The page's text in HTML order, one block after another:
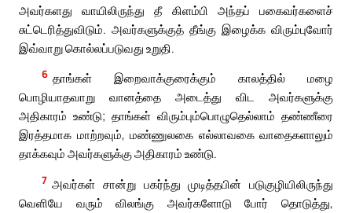
அவர்களது வாயிலிருந்து தீ கிளம்பி அந்தப் பகைவர்களைச்
சுட்டெரித்துவிடும். அவர்களுக்குத் தீங்கு இழைக்க விரும்புவோர்
இவ்வாறு கொல்லப்படுவது உறுதி.
6 தாங்கள் இறைவாக்குரைக்கும் காலத்தில் மழை
பொழியாதவாறு வானத்தை அடைத்து விட அவர்களுக்கு
அதிகாரம் உண்டு; தாங்கள் விரும்பும்பொழுதெல்லாம் தண்ணீரை
இரத்தமாக மாற்றவும், மண்ணுலகை எல்லாவகை வாதைகளாலும்
தாக்கவும் அவர்களுக்கு அதிகாரம் உண்டு.
7 அவர்கள் சான்று பகர்ந்து முடித்தபின் படுகுழியிலிருந்து
வெளியே வரும் விலங்கு அவர்களோடு போர் தொடுத்து,